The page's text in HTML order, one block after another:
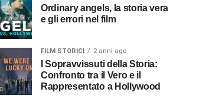
Ordinary angels, la storia vera
e gli errori nel film
FILM STORICI 2 anni ago
Confronto tra il Vero e il
Rappresentato a Hollywood